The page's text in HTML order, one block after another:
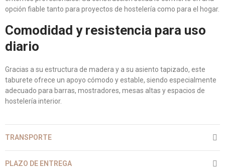
opción fiable tanto para proyectos de hostelería como para el hogar.
Comodidad y resistencia para uso
diario
Gracias a su estructura de madera y a su asiento tapizado, este
taburete ofrece un apoyo cómodo y estable, siendo especialmente
adecuado para barras, mostradores, mesas altas y espacios de
hostelería interior.
TRANSPORTE
PLAZO DE ENTREGA